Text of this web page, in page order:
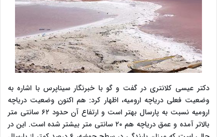
دکتر عیسی کلانتری در گفت و گو با خبرنگار سیناپرس با اشاره به
وضعیت فعلی دریاچه ارومیه، اظهار کرد: هم اکنون وضعیت دریاچه
ارومیه نسبت به پارسال بهتر است و ارتفاع آن حدود ۶۲ سانتی متر
بالاتر آمده و عمق دریاچه هم ۲۰ سانتی متر بیشتر شده است. این در